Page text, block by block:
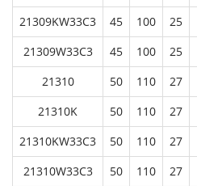
21309KW33C3
45 100 25
21309W33C3
45 100 25
21310
50 110 27
21310K
50 110 27
21310KW33C3
50 110 27
21310W33C3
50 110 27